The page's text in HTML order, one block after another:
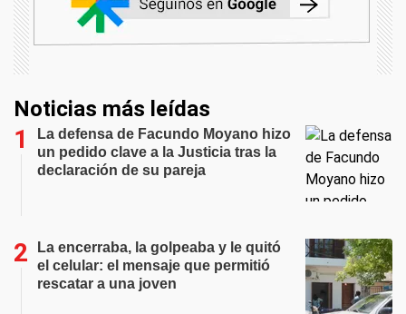
Noticias más leídas
La defensa de Facundo Moyano hizo
un pedido clave a la Justicia tras la
declaración de su pareja
La encerraba, la golpeaba y le quitó
el celular: el mensaje que permitió
rescatar a una joven